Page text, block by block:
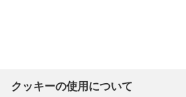
クッキーの使用について